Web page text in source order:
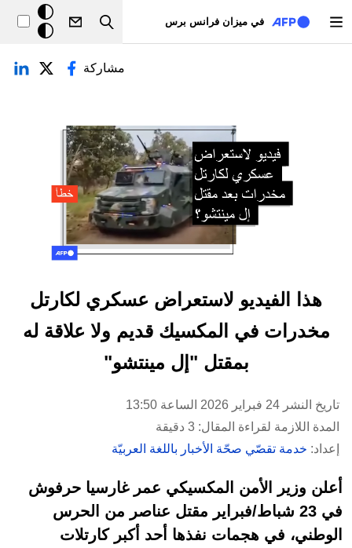
في ميزان فرانس برس
Search
خلفيّة
داكنة
التبويبات الأساسية
مشاركة
هذا الفيديو لاستعراض عسكري لكارتل
مخدرات في المكسيك قديم ولا علاقة له
بمقتل "إل مينتشو"
تاريخ النشر 24 فبراير 2026 الساعة 13:50
المدة اللازمة لقراءة المقال: 3 دقيقة
إعداد: خدمة تقصّي صحّة الأخبار باللغة العربيّة
أعلن وزير الأمن المكسيكي عمر غارسيا حرفوش
في 23 شباط/فبراير مقتل عناصر من الحرس
الوطني، في هجمات نفذها أحد أكبر كارتلات